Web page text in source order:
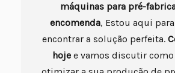
máquinas para pré-
encomenda, Estou aqui
encontrar a solução perfeita.
hojee vamos discutir